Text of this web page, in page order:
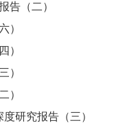
告（二）
）
）
）
）
研究报告（三）